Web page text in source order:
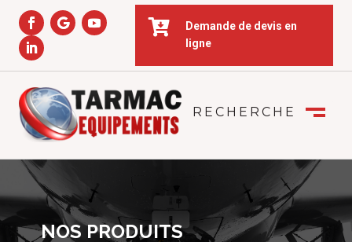

Demande de devis en
ligne
RECHERCHE
NOS PRODUITS